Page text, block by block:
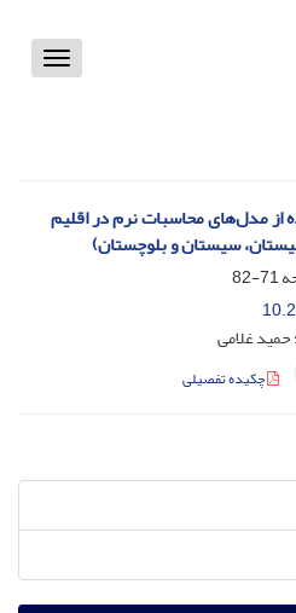
Toggle
از مدل‌های محاسبات نرم در اقلیم
سیستان و بلوچستان)
71-82
غلامی
چکیده تفصیلی